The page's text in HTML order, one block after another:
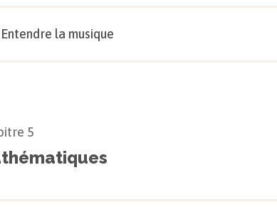
Entendre la musique
5